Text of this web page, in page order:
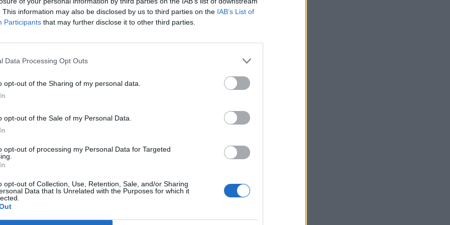
This information may also be disclosed by us to third parties on the IAB’s List of
Participants that may further disclose it to other third parties.
Data Processing Opt Outs
opt-out of the Sharing of my personal data.
opt-out of the Sale of my Personal Data.
opt-out of processing my Personal Data for Targeted
opt-out of Collection, Use, Retention, Sale, and/or Sharing
Data that Is Unrelated with the Purposes for which it
két egyéni határidős kereskedő engedélyét, mivel hat hónapot meghaladó
Lajos (utóbbi az econet.hu Rt. egyik befolyásoló tulajdonosa és igazgatósági
január 1-től már hivatalosan is szüneteltette kereskedési...
cikkarchívum
elmúlt 2 év napon belüli
Előfizetés